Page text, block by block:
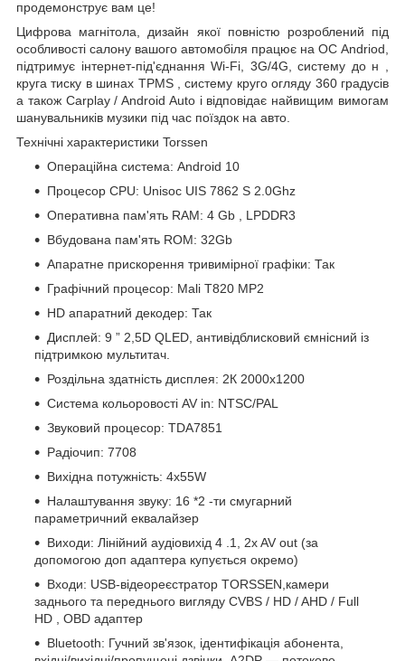
продемонструє вам це!
Цифрова магнітола, дизайн якої повністю розроблений під
особливості салону вашого автомобіля працює на ОС Andriod,
підтримує інтернет-під'єднання Wi-Fi, 3G/4G, систему до н
круга тиску в шинах TPMS
систему круго огляду 360 градусів
а також Carplay / Android Auto і відповідає найвищим вимогам
шанувальників музики під час поїздок на авто.
Технічні характеристики Torssen
Операційна система: Android 10
Процесор CPU: Unisoc UIS 7862 S 2.0Ghz
Оперативна пам'ять RAM: 4 Gb
, LPDDR3
Вбудована пам'ять ROM: 32Gb
Апаратне прискорення тривимірної графіки: Так
Графічний процесор: Mali T820 MP2
HD апаратний декодер: Так
Дисплей: 9 ” 2,5D QLED, антивідблисковий ємнісний із
підтримкою мультитач.
Роздільна здатність дисплея: 2К 2000х1200
Система кольоровості AV in: NTSC/PAL
Звуковий процесор: TDA7851
Радіочип: 7708
Вихідна потужність: 4х55W
Налаштування звуку: 16 *2 -ти смугарний
параметричний еквалайзер
Виходи: Лінійний аудіовихід 4 .1, 2x AV out (за
допомогою доп адаптера купується окремо)
Входи: USB-відеореєстратор TORSSEN,камери
заднього та переднього вигляду CVBS / HD /AHD / Full
HD
OBD адаптер
Bluetooth: Гучний зв'язок, ідентифікація абонента,